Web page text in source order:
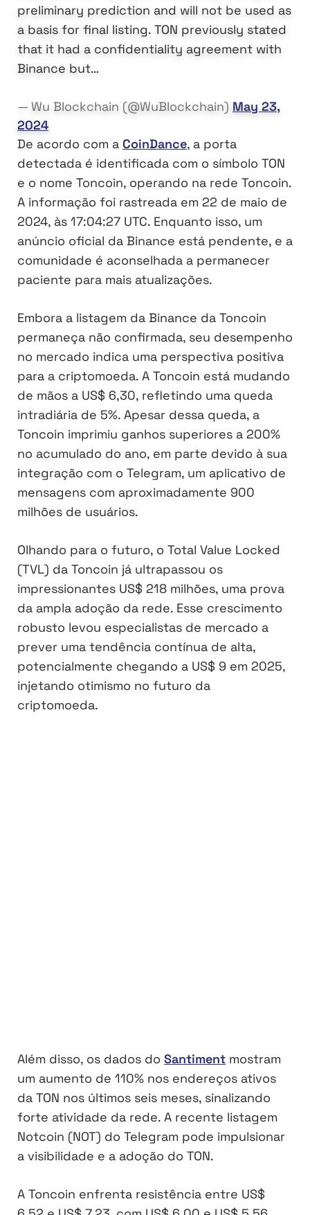
preliminary prediction and will not be used as
a basis for final listing. TON previously stated
that it had a confidentiality agreement with
Binance but…
— Wu Blockchain (@WuBlockchain) May 23,
2024
De acordo com a CoinDance, a porta
detectada é identificada com o símbolo TON
e o nome Toncoin, operando na rede Toncoin.
A informação foi rastreada em 22 de maio de
2024, às 17:04:27 UTC. Enquanto isso, um
anúncio oficial da Binance está pendente, e a
comunidade é aconselhada a permanecer
paciente para mais atualizações.
Embora a listagem da Binance da Toncoin
permaneça não confirmada, seu desempenho
no mercado indica uma perspectiva positiva
para a criptomoeda. A Toncoin está mudando
de mãos a US$ 6,30, refletindo uma queda
intradiária de 5%. Apesar dessa queda, a
Toncoin imprimiu ganhos superiores a 200%
no acumulado do ano, em parte devido à sua
integração com o Telegram, um aplicativo de
mensagens com aproximadamente 900
milhões de usuários.
Olhando para o futuro, o Total Value Locked
(TVL) da Toncoin já ultrapassou os
impressionantes US$ 218 milhões, uma prova
da ampla adoção da rede. Esse crescimento
robusto levou especialistas de mercado a
prever uma tendência contínua de alta,
potencialmente chegando a US$ 9 em 2025,
injetando otimismo no futuro da
criptomoeda.
Além disso, os dados do Santiment mostram
um aumento de 110% nos endereços ativos
da TON nos últimos seis meses, sinalizando
forte atividade da rede. A recente listagem
Notcoin (NOT) do Telegram pode impulsionar
a visibilidade e a adoção do TON.
A Toncoin enfrenta resistência entre US$